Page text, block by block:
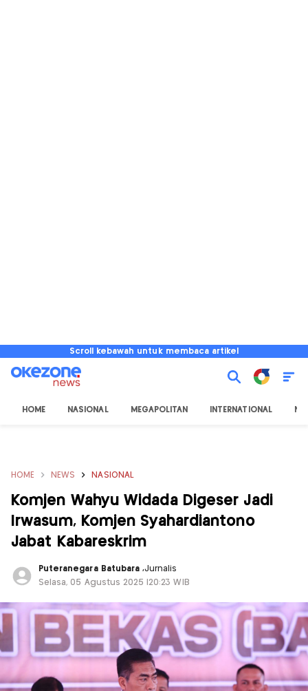
Scroll kebawah untuk membaca artikel
HOME NASIONAL MEGAPOLITAN INTERNATIONAL
HOME NEWS NASIONAL
Komjen Wahyu Widada Digeser Jadi
Irwasum, Komjen Syahardiantono
Jabat Kabareskrim
Puteranegara Batubara,Jurnalis
Selasa, 05 Agustus 2025 |20:23 WIB